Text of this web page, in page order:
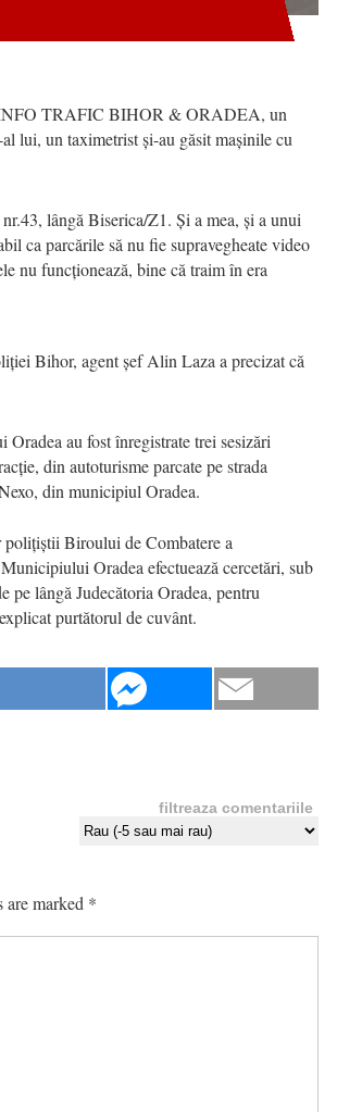
INFO TRAFIC BIHOR & ORADEA, un
lui, un taximetrist și-au găsit mașinile cu
lângă Biserica/Z1. Și a mea, și a unui
ca parcările să nu fie supravegheate video
nu funcționează, bine că traim în era
Bihor, agent șef Alin Laza a precizat că
au fost înregistrate trei sesizări
din autoturisme parcate pe strada
din municipiul Oradea.
polițiștii Biroului de Combatere a
Oradea efectuează cercetări, sub
pe lângă Judecătoria Oradea, pentru
purtătorul de cuvânt.
filtreaza comentariile
are marked *